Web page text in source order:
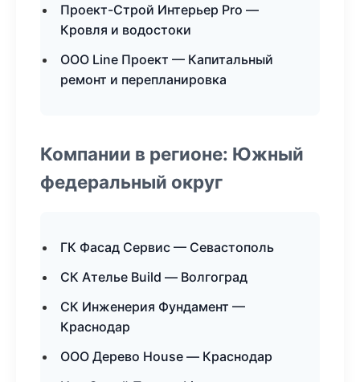
Проект-Строй Интерьер Pro —
Кровля и водостоки
ООО Line Проект — Капитальный
ремонт и перепланировка
Компании в регионе: Южный
федеральный округ
ГК Фасад Сервис — Севастополь
СК Ателье Build — Волгоград
СК Инженерия Фундамент —
Краснодар
ООО Дерево House — Краснодар